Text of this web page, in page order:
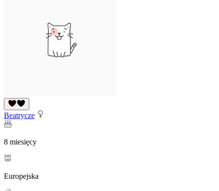
Beatrycze
8 miesięcy
Europejska